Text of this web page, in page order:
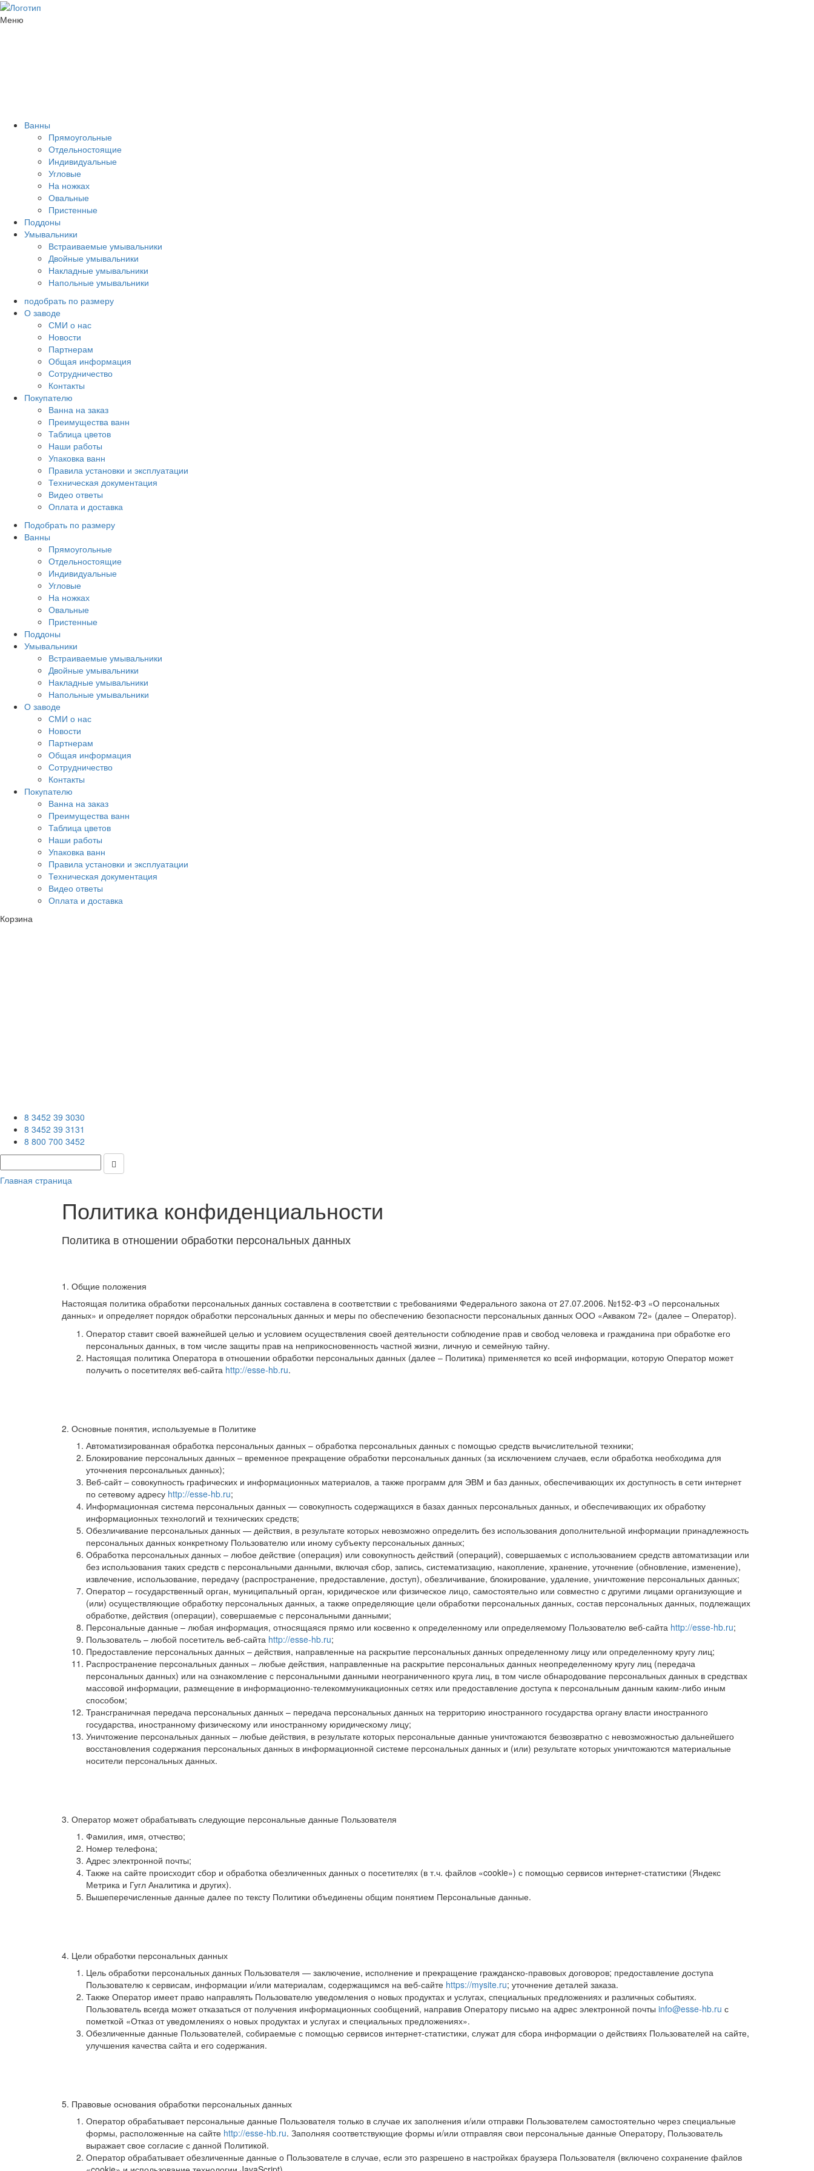
Меню
Ванны
Прямоугольные
Отдельностоящие
Индивидуальные
Угловые
На ножках
Овальные
Пристенные
Поддоны
Умывальники
Встраиваемые умывальники
Двойные умывальники
Накладные умывальники
Напольные умывальники
подобрать по размеру
О заводе
СМИ о нас
Новости
Партнерам
Общая информация
Сотрудничество
Контакты
Покупателю
Ванна на заказ
Преимущества ванн
Таблица цветов
Наши работы
Упаковка ванн
Правила установки и эксплуатации
Техническая документация
Видео ответы
Оплата и доставка
Подобрать по размеру
Ванны
Прямоугольные
Отдельностоящие
Индивидуальные
Угловые
На ножках
Овальные
Пристенные
Поддоны
Умывальники
Встраиваемые умывальники
Двойные умывальники
Накладные умывальники
Напольные умывальники
О заводе
СМИ о нас
Новости
Партнерам
Общая информация
Сотрудничество
Контакты
Покупателю
Ванна на заказ
Преимущества ванн
Таблица цветов
Наши работы
Упаковка ванн
Правила установки и эксплуатации
Техническая документация
Видео ответы
Оплата и доставка
Корзина
8 3452 39 3030
8 3452 39 3131
8 800 700 3452
Главная страница
Политика конфиденциальности
Политика в отношении обработки персональных данных
1. Общие положения
Настоящая политика обработки персональных данных составлена в соответствии с требованиями Федерального закона от 27.07.2006. №152-ФЗ «О персональных
данных» и определяет порядок обработки персональных данных и меры по обеспечению безопасности персональных данных ООО «Акваком 72» (далее – Оператор).
Оператор ставит своей важнейшей целью и условием осуществления своей деятельности соблюдение прав и свобод человека и гражданина при обработке его
персональных данных, в том числе защиты прав на неприкосновенность частной жизни, личную и семейную тайну.
Настоящая политика Оператора в отношении обработки персональных данных (далее – Политика) применяется ко всей информации, которую Оператор может
получить о посетителях веб-сайта http://esse-hb.ru.
2. Основные понятия, используемые в Политике
Автоматизированная обработка персональных данных – обработка персональных данных с помощью средств вычислительной техники;
Блокирование персональных данных – временное прекращение обработки персональных данных (за исключением случаев, если обработка необходима для
уточнения персональных данных);
Веб-сайт – совокупность графических и информационных материалов, а также программ для ЭВМ и баз данных, обеспечивающих их доступность в сети интернет
по сетевому адресу http://esse-hb.ru;
Информационная система персональных данных — совокупность содержащихся в базах данных персональных данных, и обеспечивающих их обработку
информационных технологий и технических средств;
Обезличивание персональных данных — действия, в результате которых невозможно определить без использования дополнительной информации принадлежность
персональных данных конкретному Пользователю или иному субъекту персональных данных;
Обработка персональных данных – любое действие (операция) или совокупность действий (операций), совершаемых с использованием средств автоматизации или
без использования таких средств с персональными данными, включая сбор, запись, систематизацию, накопление, хранение, уточнение (обновление, изменение),
извлечение, использование, передачу (распространение, предоставление, доступ), обезличивание, блокирование, удаление, уничтожение персональных данных;
Оператор – государственный орган, муниципальный орган, юридическое или физическое лицо, самостоятельно или совместно с другими лицами организующие и
(или) осуществляющие обработку персональных данных, а также определяющие цели обработки персональных данных, состав персональных данных, подлежащих
обработке, действия (операции), совершаемые с персональными данными;
Персональные данные – любая информация, относящаяся прямо или косвенно к определенному или определяемому Пользователю веб-сайта http://esse-hb.ru;
Пользователь – любой посетитель веб-сайта http://esse-hb.ru;
Предоставление персональных данных – действия, направленные на раскрытие персональных данных определенному лицу или определенному кругу лиц;
Распространение персональных данных – любые действия, направленные на раскрытие персональных данных неопределенному кругу лиц (передача
персональных данных) или на ознакомление с персональными данными неограниченного круга лиц, в том числе обнародование персональных данных в средствах
массовой информации, размещение в информационно-телекоммуникационных сетях или предоставление доступа к персональным данным каким-либо иным
способом;
Трансграничная передача персональных данных – передача персональных данных на территорию иностранного государства органу власти иностранного
государства, иностранному физическому или иностранному юридическому лицу;
Уничтожение персональных данных – любые действия, в результате которых персональные данные уничтожаются безвозвратно с невозможностью дальнейшего
восстановления содержания персональных данных в информационной системе персональных данных и (или) результате которых уничтожаются материальные
носители персональных данных.
3. Оператор может обрабатывать следующие персональные данные Пользователя
Фамилия, имя, отчество;
Номер телефона;
Адрес электронной почты;
Также на сайте происходит сбор и обработка обезличенных данных о посетителях (в т.ч. файлов «cookie») с помощью сервисов интернет-статистики (Яндекс
Метрика и Гугл Аналитика и других).
Вышеперечисленные данные далее по тексту Политики объединены общим понятием Персональные данные.
4. Цели обработки персональных данных
Цель обработки персональных данных Пользователя — заключение, исполнение и прекращение гражданско-правовых договоров; предоставление доступа
Пользователю к сервисам, информации и/или материалам, содержащимся на веб-сайте https://mysite.ru; уточнение деталей заказа.
Также Оператор имеет право направлять Пользователю уведомления о новых продуктах и услугах, специальных предложениях и различных событиях.
Пользователь всегда может отказаться от получения информационных сообщений, направив Оператору письмо на адрес электронной почты info@esse-hb.ru с
пометкой «Отказ от уведомлениях о новых продуктах и услугах и специальных предложениях».
Обезличенные данные Пользователей, собираемые с помощью сервисов интернет-статистики, служат для сбора информации о действиях Пользователей на сайте,
улучшения качества сайта и его содержания.
5. Правовые основания обработки персональных данных
Оператор обрабатывает персональные данные Пользователя только в случае их заполнения и/или отправки Пользователем самостоятельно через специальные
формы, расположенные на сайте http://esse-hb.ru. Заполняя соответствующие формы и/или отправляя свои персональные данные Оператору, Пользователь
выражает свое согласие с данной Политикой.
Оператор обрабатывает обезличенные данные о Пользователе в случае, если это разрешено в настройках браузера Пользователя (включено сохранение файлов